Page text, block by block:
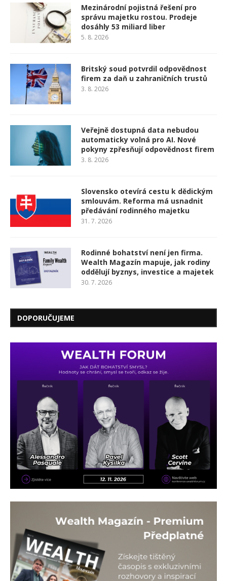
Mezinárodní pojistná řešení pro
správu majetku rostou. Prodeje
dosáhly 53 miliard liber
5. 8. 2026
Britský soud potvrdil odpovědnost
firem za daň u zahraničních trustů
3. 8. 2026
Veřejně dostupná data nebudou
automaticky volná pro AI. Nové
pokyny zpřesňují odpovědnost firem
3. 8. 2026
Slovensko otevírá cestu k dědickým
smlouvám. Reforma má usnadnit
předávání rodinného majetku
31. 7. 2026
Rodinné bohatství není jen firma.
Wealth Magazín mapuje, jak rodiny
oddělují byznys, investice a majetek
30. 7. 2026
DOPORUČUJEME